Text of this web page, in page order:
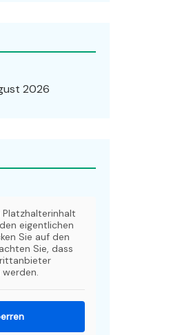
2026
Platzhalterinhalt
eigentlichen
Sie auf den
Sie, dass